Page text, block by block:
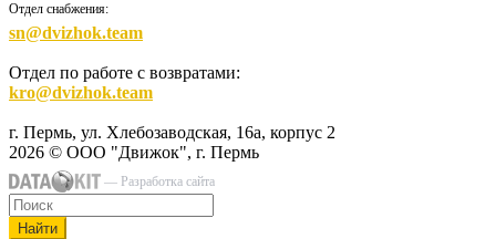
Отдел снабжения:
sn@dvizhok.team
Отдел по работе с возвратами:
kro@dvizhok.team
г. Пермь, ул. Хлебозаводская, 16а, корпус 2
2026 © ООО "Движок", г. Пермь
— Разработка сайта
Найти